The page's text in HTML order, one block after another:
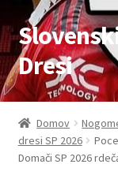
Skip
to
navigation
Skip
to
content
Dresi
Domov
Blog
Domov
dresi SP 2026
Domači SP 2026